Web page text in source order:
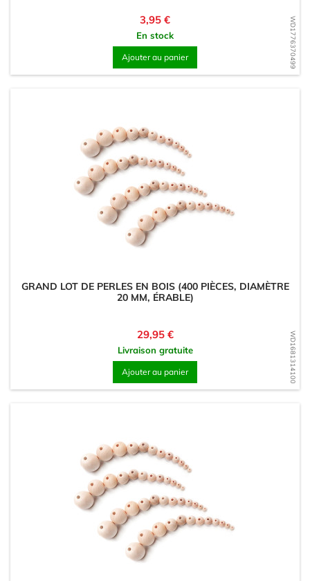
WD1776370499
Prix
3,95 €
En stock
Ajouter au panier
WD1681314100
GRAND LOT DE PERLES EN BOIS (400 PIÈCES, DIAMÈTRE
20 MM, ÉRABLE)
Prix
29,95 €
Livraison gratuite
Ajouter au panier